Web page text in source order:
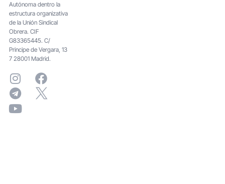
Autónoma dentro la
estructura organizativa
de la Unión Sindical
Obrera. CIF
G83365445. C/
Principe de Vergara, 13
7 28001 Madrid.